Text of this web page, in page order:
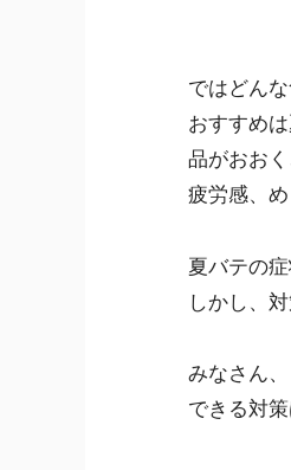
ではどん
おすすめ
品がおお
疲労感、
夏バテの
しかし、
みなさん
できる対